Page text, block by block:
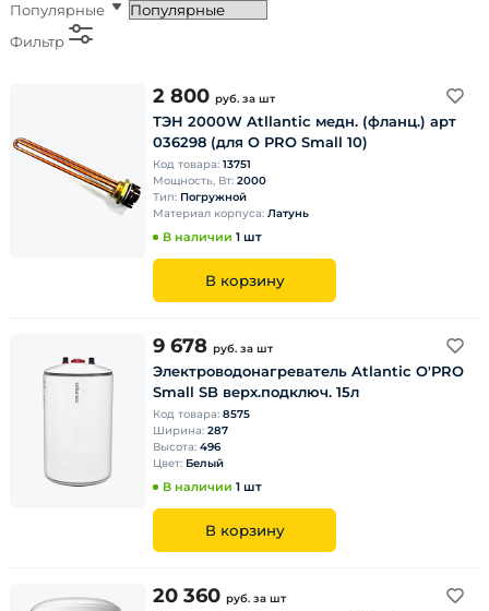
Популярные
Фильтр
2 800 руб. за шт
ТЭН 2000W Atllantic медн. (фланц.) арт
036298 (для O PRO Small 10)
Код товара: 13751
Мощность, Вт: 2000
Тип: Погружной
Материал корпуса: Латунь
В наличии 1 шт
В корзину
9 678 руб. за шт
Электроводонагреватель Atlantic O'PRO
Small SB верх.подключ. 15л
Код товара: 8575
Ширина: 287
Высота: 496
Цвет: Белый
В наличии 1 шт
В корзину
20 360 руб. за шт